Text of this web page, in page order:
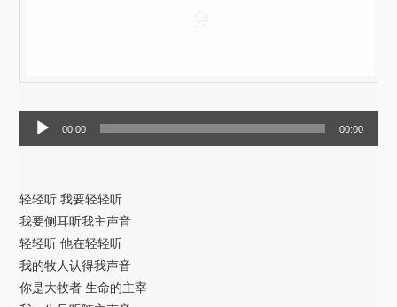
器
00:00 00:00
轻轻听 我要轻轻听
我要侧耳听我主声音
轻轻听 他在轻轻听
我的牧人认得我声音
你是大牧者 生命的主宰